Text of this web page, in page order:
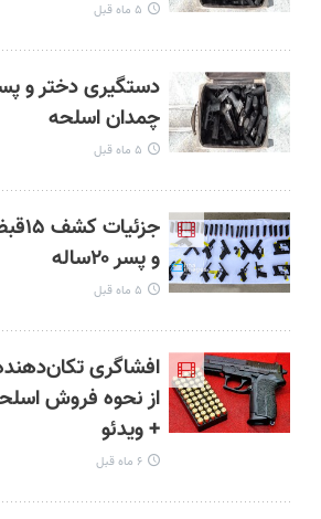
۵ ماه قبل
چمدان اسلحه
۵ ماه قبل
و پسر ۲۰ساله
۵ ماه قبل
افشاگری
از نحوه فروش
+ ویدئو
۶ ماه قبل